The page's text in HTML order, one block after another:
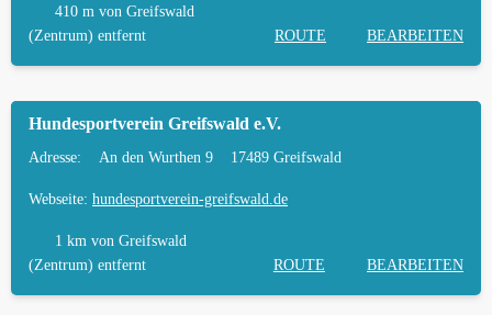
HÄUFIGE FRAGEN ZUR HUNDESCHULE IN
GREIFSWALD
410 m von Greifswald
(Zentrum) entfernt
ROUTE BEARBEITEN
Hundesportverein Greifswald e.V.
Adresse: An den Wurthen 9 17489 Greifswald
Webseite: hundesportverein-greifswald.de
1 km von Greifswald
(Zentrum) entfernt
ROUTE BEARBEITEN